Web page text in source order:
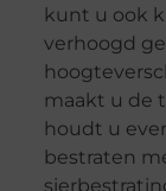
kunt u ook
verhoogd
maakt u de
houdt u
bestraten